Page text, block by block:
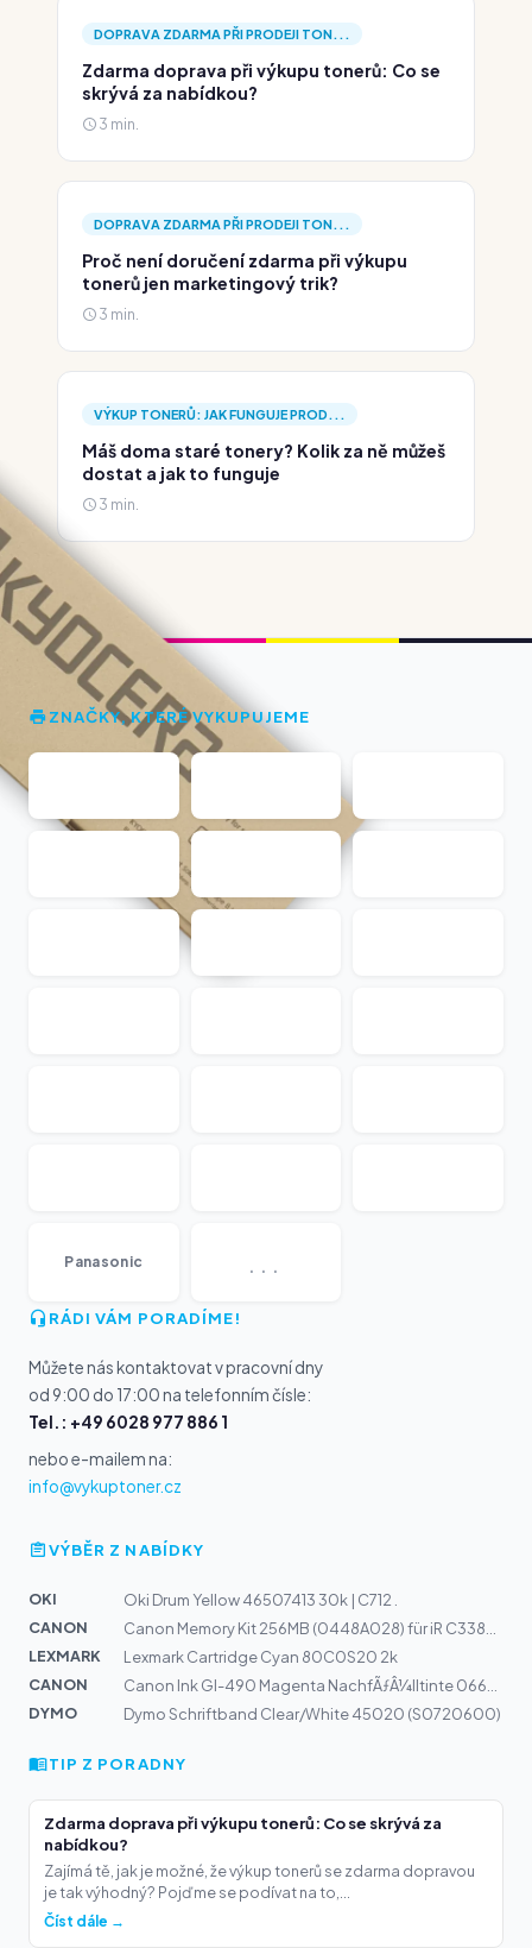
DOPRAVA ZDARMA PŘI PRODEJI TON...
Zdarma doprava při výkupu tonerů: Co se
skrývá za nabídkou?
3 min.
DOPRAVA ZDARMA PŘI PRODEJI TON...
Proč není doručení zdarma při výkupu
tonerů jen marketingový trik?
3 min.
VÝKUP TONERŮ: JAK FUNGUJE PROD...
Máš doma staré tonery? Kolik za ně můžeš
dostat a jak to funguje
3 min.
ZNAČKY, KTERÉ VYKUPUJEME
Panasonic ...
RÁDI VÁM PORADÍME!
Můžete nás kontaktovat v pracovní dny
od 9:00 do 17:00 na telefonním čísle:
Tel.: +49 6028 977 886 1
nebo e-mailem na:
info@vykuptoner.cz
VÝBĚR Z NABÍDKY
OKI
Oki Drum Yellow 46507413 30k | C712 .
CANON
LEXMARK
Lexmark Cartridge Cyan 80C0S20 2k
CANON
DYMO
Dymo Schriftband Clear/White 45020 (S0720600)
TIP Z PORADNY
Zdarma doprava při výkupu tonerů: Co se skrývá za
nabídkou?
Zajímá tě, jak je možné, že výkup tonerů se zdarma dopravou
je tak výhodný? Pojďme se podívat na to,...
Číst dále →